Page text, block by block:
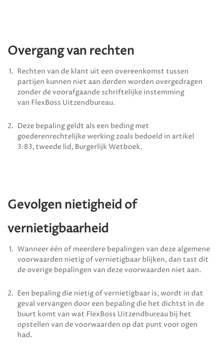
Overgang van rechten
Rechten van de klant uit een overeenkomst tussen
partijen kunnen niet aan derden worden overgedragen
zonder de voorafgaande schriftelijke instemming
van FlexBoss Uitzendbureau.
Deze bepaling geldt als een beding met
goederenrechtelijke werking zoals bedoeld in artikel
3:83, tweede lid, Burgerlijk Wetboek.
Gevolgen nietigheid of
vernietigbaarheid
Wanneer één of meerdere bepalingen van deze algemene
voorwaarden nietig of vernietigbaar blijken, dan tast dit
de overige bepalingen van deze voorwaarden niet aan.
Een bepaling die nietig of vernietigbaar is, wordt in dat
geval vervangen door een bepaling die het dichtst in de
buurt komt van wat FlexBoss Uitzendbureau bij het
opstellen van de voorwaarden op dat punt voor ogen
had.